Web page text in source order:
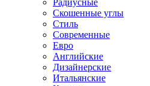
Радиусные
Скошенные углы
Стиль
Современные
Евро
Английские
Дизайнерские
Итальянские